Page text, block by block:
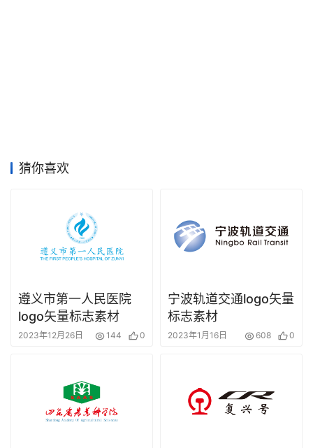
材
猜你喜欢
遵义市第一人民医院
logo矢量标志素材
2023年12月26日 144 0
宁波轨道交通logo矢量
标志素材
2023年1月16日 608 0